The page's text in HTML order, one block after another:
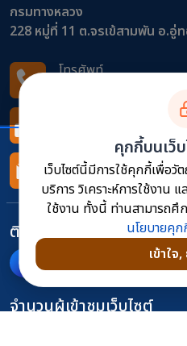
คุกกี้บนเว็
เว็บไซต์นี้มีการใช้คุกกี้เพื่อ
บริการ วิเคราะห์การใช้งาน
ใช้งาน ทั้งนี้ ท่านสามารถศึก
นโยบายคุก
เข้าใ
กรมทางหลวง
228 หมู่ที่ 11 ต.จรเข้สามพัน อ.
โทรศัพท์
อีเมล
doh1021@doh.go.th
ติดตามเราได้ที่
จำนวนผู้เข้าชมเว็บไซต์